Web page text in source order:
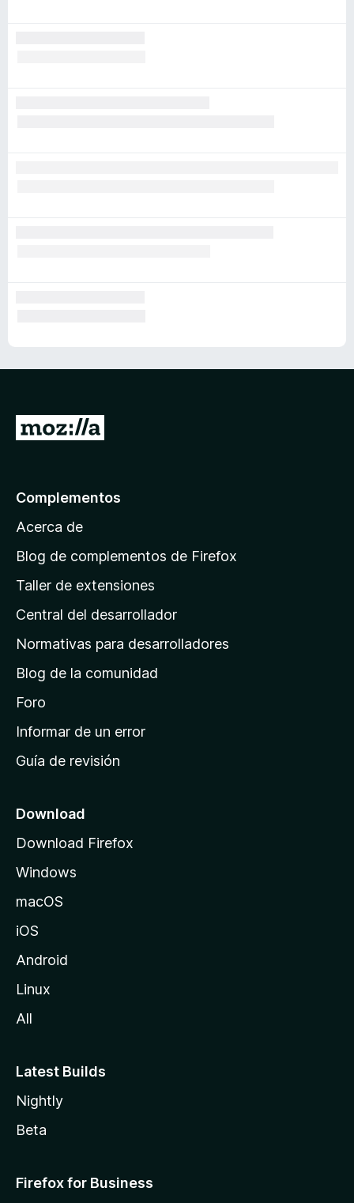
p
á
n
a
e
i
n
c
o
e
M
i
l
Complementos
Acerca de
Blog de complementos de Firefox
Taller de extensiones
Central del desarrollador
Normativas para desarrolladores
Blog de la comunidad
Foro
Informar de un error
Guía de revisión
Download
Download Firefox
Windows
macOS
iOS
Android
Linux
All
Latest Builds
Nightly
Beta
Firefox for Business